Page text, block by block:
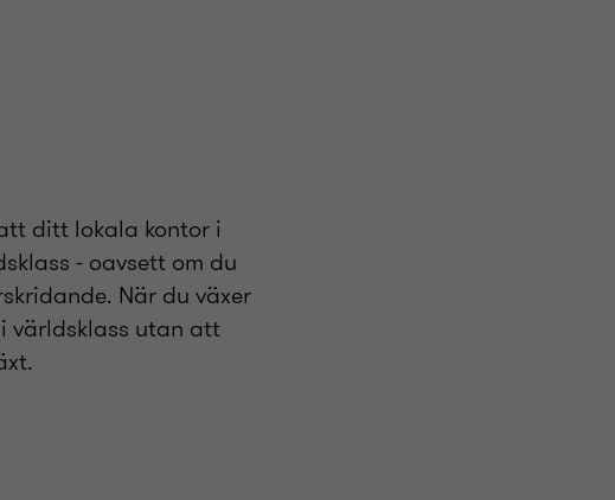
ditt lokala kontor i
- oavsett om du
När du växer
världsklass utan att